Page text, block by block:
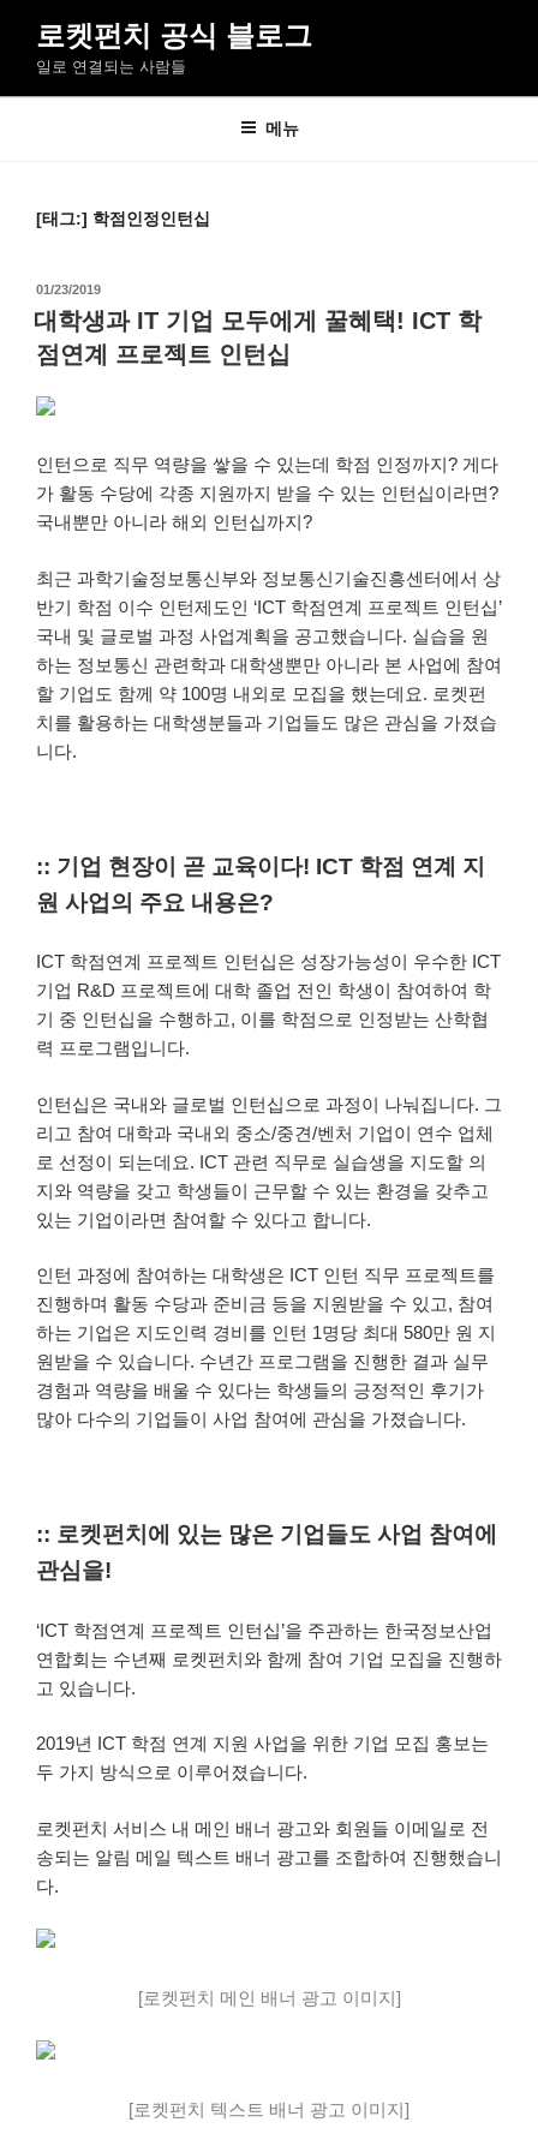
로
로켓펀치 공식 블로그
일로 연결되는 사람들
메뉴
[태그:] 학점인정인턴십
작
성
일
자
01/23/2019
대학생과 IT 기업 모두에게 꿀혜택! ICT 학
점연계 프로젝트 인턴십
인턴으로 직무 역량을 쌓을 수 있는데 학점 인정까지? 게다
가 활동 수당에 각종 지원까지 받을 수 있는 인턴십이라면?
국내뿐만 아니라 해외 인턴십까지?
최근 과학기술정보통신부와 정보통신기술진흥센터에서 상
반기 학점 이수 인턴제도인 ‘ICT 학점연계 프로젝트 인턴십’
국내 및 글로벌 과정 사업계획을 공고했습니다. 실습을 원
하는 정보통신 관련학과 대학생뿐만 아니라 본 사업에 참여
할 기업도 함께 약 100명 내외로 모집을 했는데요. 로켓펀
치를 활용하는 대학생분들과 기업들도 많은 관심을 가졌습
니다.
:: 기업 현장이 곧 교육이다! ICT 학점 연계 지
원 사업의 주요 내용은?
ICT 학점연계 프로젝트 인턴십은 성장가능성이 우수한 ICT
기업 R&D 프로젝트에 대학 졸업 전인 학생이 참여하여 학
기 중 인턴십을 수행하고, 이를 학점으로 인정받는 산학협
력 프로그램입니다.
인턴십은 국내와 글로벌 인턴십으로 과정이 나눠집니다. 그
리고 참여 대학과 국내외 중소/중견/벤처 기업이 연수 업체
로 선정이 되는데요. ICT 관련 직무로 실습생을 지도할 의
지와 역량을 갖고 학생들이 근무할 수 있는 환경을 갖추고
있는 기업이라면 참여할 수 있다고 합니다.
인턴 과정에 참여하는 대학생은 ICT 인턴 직무 프로젝트를
진행하며 활동 수당과 준비금 등을 지원받을 수 있고, 참여
하는 기업은 지도인력 경비를 인턴 1명당 최대 580만 원 지
원받을 수 있습니다. 수년간 프로그램을 진행한 결과 실무
경험과 역량을 배울 수 있다는 학생들의 긍정적인 후기가
많아 다수의 기업들이 사업 참여에 관심을 가졌습니다.
:: 로켓펀치에 있는 많은 기업들도 사업 참여에
관심을!
‘ICT 학점연계 프로젝트 인턴십’을 주관하는 한국정보산업
연합회는 수년째 로켓펀치와 함께 참여 기업 모집을 진행하
고 있습니다.
2019년 ICT 학점 연계 지원 사업을 위한 기업 모집 홍보는
두 가지 방식으로 이루어졌습니다.
로켓펀치 서비스 내 메인 배너 광고와 회원들 이메일로 전
송되는 알림 메일 텍스트 배너 광고를 조합하여 진행했습니
다.
[로켓펀치 메인 배너 광고 이미지]
[로켓펀치 텍스트 배너 광고 이미지]